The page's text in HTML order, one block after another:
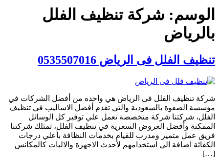
الوسم: شركة تنظيف الفلل
بالرياض
تنظيف الفلل فى الرياض 0535507016
شركة تنظيف الفلل فى الرياض هي واحده من أفضل الشركات في
مؤسسة الصفوة بالسعودية والتي تقدم أفضل الاساليب في تنظيف
الفلل، شركتنا شركة متخصصة تعمل علي توفير كل الوسائل
الممكنة وأفضل العروض السعرية في تنظيف الفلل، تمتلك شركتنا
فريق عمل متميز ومدرب للقيام بخدمات النظافة بأعلي درجات
الكفائة اضافة الي استخدامهم لأحدث الاجهزة والاليات كالمكانس
[…]